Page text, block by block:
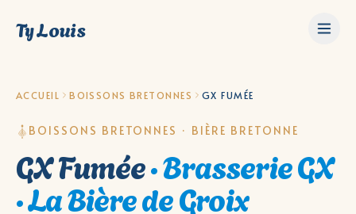
Ty Louis
ACCUEIL BOISSONS BRETONNES GX FUMÉE
BOISSONS BRETONNES · BIÈRE BRETONNE
GX Fumée·Brasserie GX
· La Bière de Groix